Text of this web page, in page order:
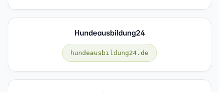
Hundeausbildung24
hundeausbildung24.de